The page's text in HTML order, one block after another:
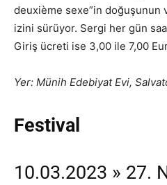
deuxième sexe”in doğuşunun
izini sürüyor. Sergi her gün
Giriş ücreti ise 3,00 ile 7,00
Yer: Münih Edebiyat Evi,
Festival
10.03.2023 » 27.